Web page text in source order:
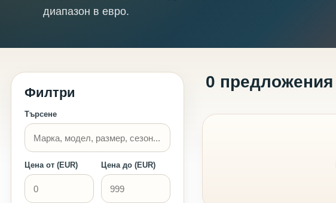
диапазон в евро.
Филтри
Търсене
Цена от (EUR) Цена до (EUR)
0 предложения